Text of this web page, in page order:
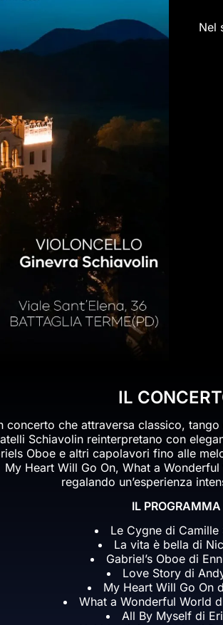
Nel
IL
concerto che attraversa classico,
Schiavolin reinterpretano con
Oboe e altri capolavori fino alle
My Heart Will Go On, What a
regalando un’esperienza
IL PROGRAMMA
Le Cygne di Camille
La vita è bella di
Gabriel’s Oboe di
Love Story di
My Heart Will Go On
What a Wonderful World
All By Myself di